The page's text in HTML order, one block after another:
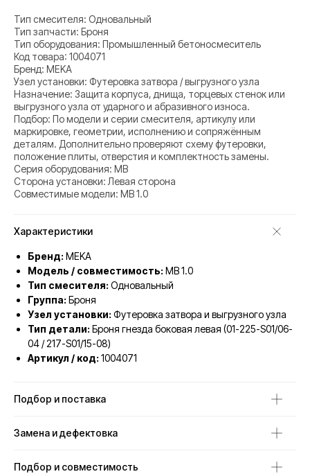
Тип смесителя: Одновальный
Тип запчасти: Броня
Тип оборудования: Промышленный бетоносмеситель
Код товара: 1004071
Бренд: MEKA
Узел установки: Футеровка затвора / выгрузного узла
Назначение: Защита корпуса, днища, торцевых стенок или
выгрузного узла от ударного и абразивного износа.
Подбор: По модели и серии смесителя, артикулу или
маркировке, геометрии, исполнению и сопряжённым
деталям. Дополнительно проверяют схему футеровки,
положение плиты, отверстия и комплектность замены.
Серия оборудования: MB
Сторона установки: Левая сторона
Совместимые модели: MB 1.0
Характеристики
Бренд: MEKA
Модель / совместимость: MB 1.0
Тип смесителя: Одновальный
Группа: Броня
Узел установки: Футеровка затвора и выгрузного узла
Тип детали: Броня гнезда боковая левая (01-225-S01/06-
04 / 217-S01/15-08)
Артикул / код: 1004071
Подбор и поставка
Замена и дефектовка
Подбор и совместимость